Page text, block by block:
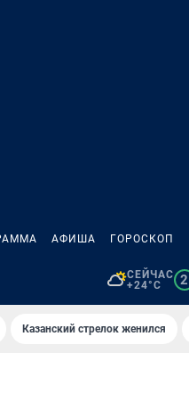
АФИША ГОРОСКОП
СЕЙЧАС
+24°C
2
Казанский стрелок женился